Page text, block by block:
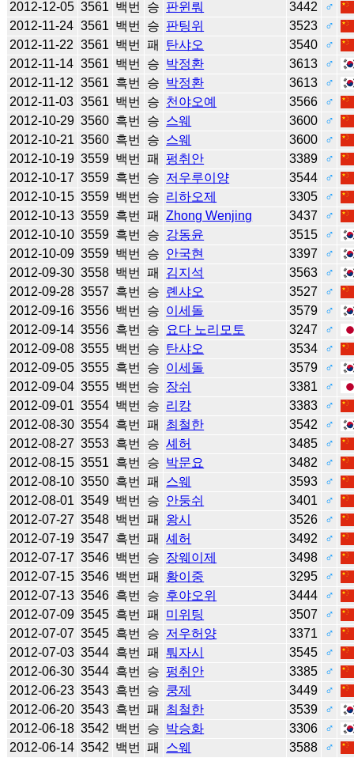
2012-12-05 3561 백번 승 판윈뤄 3442
♂
2012-11-24 3561 백번 승 판팅위 3523
♂
2012-11-22 3561 백번 패 탄샤오 3540
♂
2012-11-14 3561 백번 승 박정환 3613
♂
2012-11-12 3561 흑번 승 박정환 3613
♂
2012-11-03 3561 백번 승 천야오예 3566
♂
2012-10-29 3560 흑번 승 스웨 3600
♂
2012-10-21 3560 흑번 승 스웨 3600
♂
2012-10-19 3559 백번 패 펑취안 3389
♂
2012-10-17 3559 흑번 승 저우루이양 3544
♂
2012-10-15 3559 백번 승 리하오제 3305
♂
2012-10-13 3559 흑번 패 Zhong Wenjing 3437
♂
2012-10-10 3559 흑번 승 강동윤 3515
♂
2012-10-09 3559 백번 승 안국현 3397
♂
2012-09-30 3558 백번 패 김지석 3563
♂
2012-09-28 3557 흑번 승 롄샤오 3527
♂
2012-09-16 3556 백번 승 이세돌 3579
♂
2012-09-14 3556 흑번 승 요다 노리모토 3247
♂
2012-09-08 3555 백번 승 탄샤오 3534
♂
2012-09-05 3555 흑번 승 이세돌 3579
♂
2012-09-04 3555 백번 승 장쉬 3381
♂
2012-09-01 3554 백번 승 리캉 3383
♂
2012-08-30 3554 흑번 패 최철한 3542
♂
2012-08-27 3553 흑번 승 셰허 3485
♂
2012-08-15 3551 흑번 승 박문요 3482
♂
2012-08-10 3550 흑번 패 스웨 3593
♂
2012-08-01 3549 백번 승 안둥쉬 3401
♂
2012-07-27 3548 백번 패 왕시 3526
♂
2012-07-19 3547 흑번 패 셰허 3492
♂
2012-07-17 3546 백번 승 장웨이제 3498
♂
2012-07-15 3546 백번 패 황이중 3295
♂
2012-07-13 3546 흑번 승 후야오위 3444
♂
2012-07-09 3545 흑번 패 미위팅 3507
♂
2012-07-07 3545 흑번 승 저우허양 3371
♂
2012-07-03 3544 흑번 패 퉈자시 3545
♂
2012-06-30 3544 흑번 승 펑취안 3385
♂
2012-06-23 3543 흑번 승 쿵제 3449
♂
2012-06-20 3543 흑번 패 최철한 3539
♂
2012-06-18 3542 백번 승 박승화 3306
♂
2012-06-14 3542 백번 패 스웨 3588
♂